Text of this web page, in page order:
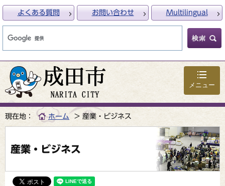
メニュー
よくある質問 お問い合わせ Multilingual
現在地： ホーム 産業・ビジネス
産業・ビジネス